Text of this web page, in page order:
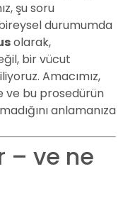
şu soru
durumumda
olarak,
bir vücut
Amacımız,
ve bu prosedürün
anlamanıza
– ve ne